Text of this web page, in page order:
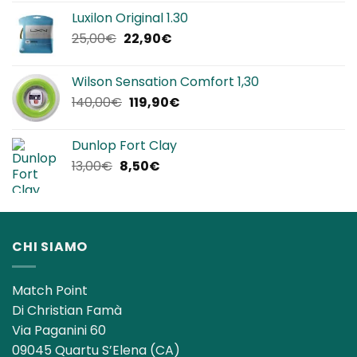
era:
12,00€.
è:
8,50€.
Luxilon Original 1.30
25,00€ Il
era:
25,00€.
22,90€Il
è:
22,90€.
Wilson Sensation Comfort 1,30
140,00€ Il
era:
140,00€.
119,90€Il
Dunlop Fort Clay
13,00€ Il
era:
8,50€Il
è:
CHI SIAMO
Match Point
Di Christian Famà
Via Paganini 60
09045 Quartu S’Elena (CA)